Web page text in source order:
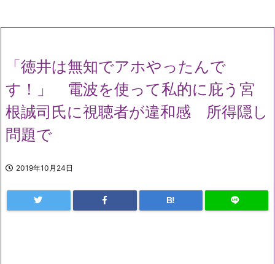
「徳井は無知でアホやったんで
す！」 電波を使って私的に庇う宮
根誠司氏に視聴者が違和感 所得隠し
問題で
2019年10月24日
B!